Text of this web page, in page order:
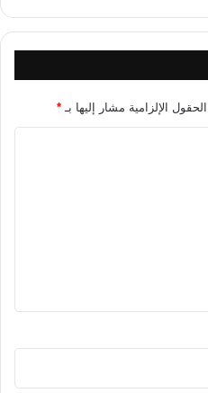
الحقول الإلزامية مشار إليها بـ *